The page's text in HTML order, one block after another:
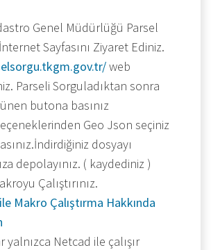
Genel Müdürlüğü Parsel
Sayfasını Ziyaret Ediniz.
web
Parseli Sorguladıktan sonra
butona basınız
Geo Json seçiniz
dosyayı
depolayınız. ( kaydediniz )
Çalıştırınız.
Makro Çalıştırma Hakkında
yalnızca Netcad ile çalışır